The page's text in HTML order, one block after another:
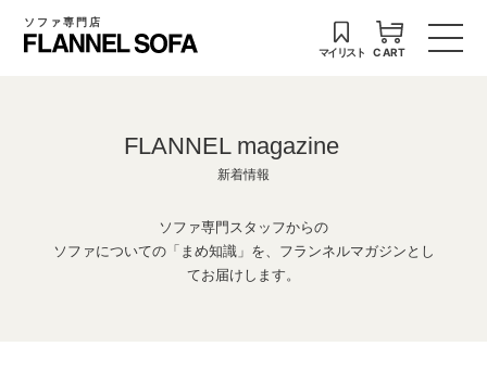
ソファ専門店
マイリスト CART
FLANNEL magazine
新着情報
ソファ専門スタッフからの
ソファについての「まめ知識」を、フランネルマガジンとし
てお届けします。